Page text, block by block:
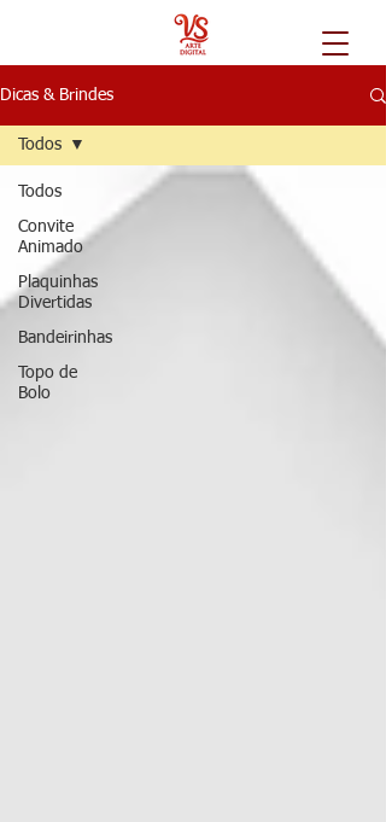
Dicas & Brindes
Todos
Convite
Animado
Plaquinhas
Divertidas
Bandeirinhas
Topo de
Bolo
Todos